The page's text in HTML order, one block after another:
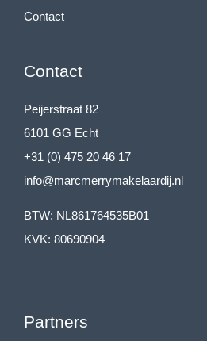
Contact
Contact
Peijerstraat 82
6101 GG Echt
+31 (0) 475 20 46 17
info@marcmerrymakelaardij.nl
BTW: NL861764535B01
KVK: 80690904
Partners